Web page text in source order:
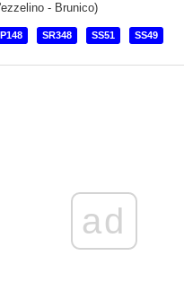
- Brunico)
SR348 SS51 SS49
ad